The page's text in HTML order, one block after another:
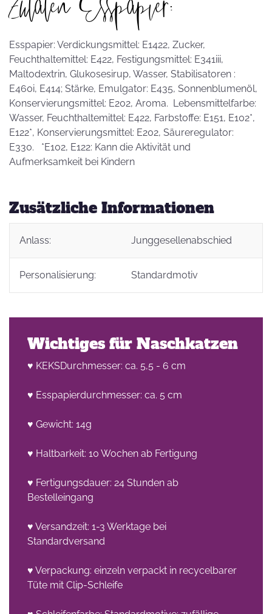
Esspapier: Verdickungsmittel: E1422, Zucker,
Feuchthaltemittel: E422, Festigungsmittel: E341iii,
Maltodextrin, Glukosesirup, Wasser, Stabilisatoren :
E460i, E414; Stärke, Emulgator: E435, Sonnenblumenöl,
Konservierungsmittel: E202, Aroma. Lebensmittelfarbe:
Wasser, Feuchthaltemittel: E422, Farbstoffe: E151, E102*,
E122*, Konservierungsmittel: E202, Säureregulator:
E330. *E102, E122: Kann die Aktivität und
Aufmerksamkeit bei Kindern
Zusätzliche Informationen
Anlass: Junggesellenabschied
Personalisierung: Standardmotiv
Wichtiges für Naschkatzen
♥ KEKSDurchmesser: ca. 5,5 - 6 cm
♥ Esspapierdurchmesser: ca. 5 cm
♥ Gewicht: 14g
♥ Haltbarkeit: 10 Wochen ab Fertigung
♥ Fertigungsdauer: 24 Stunden ab
Bestelleingang
♥ Versandzeit: 1-3 Werktage bei
Standardversand
♥ Verpackung: einzeln verpackt in recycelbarer
Tüte mit Clip-Schleife